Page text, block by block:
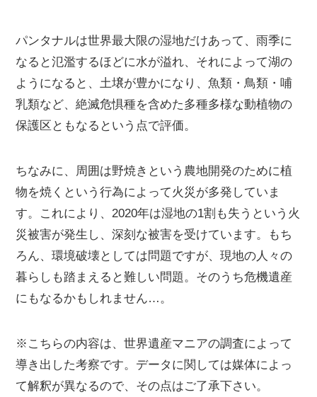
パンタナルは世界最大限の湿地だけあって、雨季に
なると氾濫するほどに水が溢れ、それによって湖の
ようになると、土壌が豊かになり、魚類・鳥類・哺
乳類など、絶滅危惧種を含めた多種多様な動植物の
保護区ともなるという点で評価。
ちなみに、周囲は野焼きという農地開発のために植
物を焼くという行為によって火災が多発していま
す。これにより、2020年は湿地の1割も失うという火
災被害が発生し、深刻な被害を受けています。もち
ろん、環境破壊としては問題ですが、現地の人々の
暮らしも踏まえると難しい問題。そのうち危機遺産
にもなるかもしれません…。
※こちらの内容は、世界遺産マニアの調査によって
導き出した考察です。データに関しては媒体によっ
て解釈が異なるので、その点はご了承下さい。